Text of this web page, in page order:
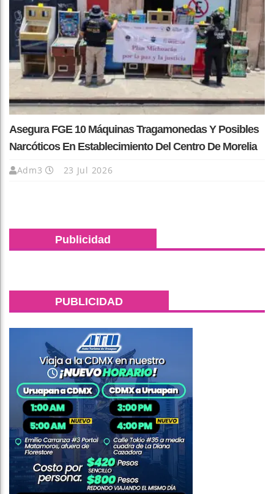
Asegura FGE 10 Máquinas Tragamonedas Y Posibles
Narcóticos En Establecimiento Del Centro De Morelia
Adm3 23 Jul 2026
Publicidad
PUBLICIDAD